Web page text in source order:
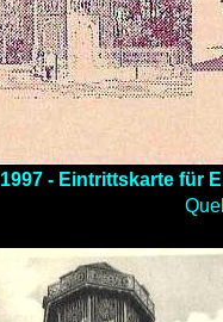
1997 - Eintrittskarte für